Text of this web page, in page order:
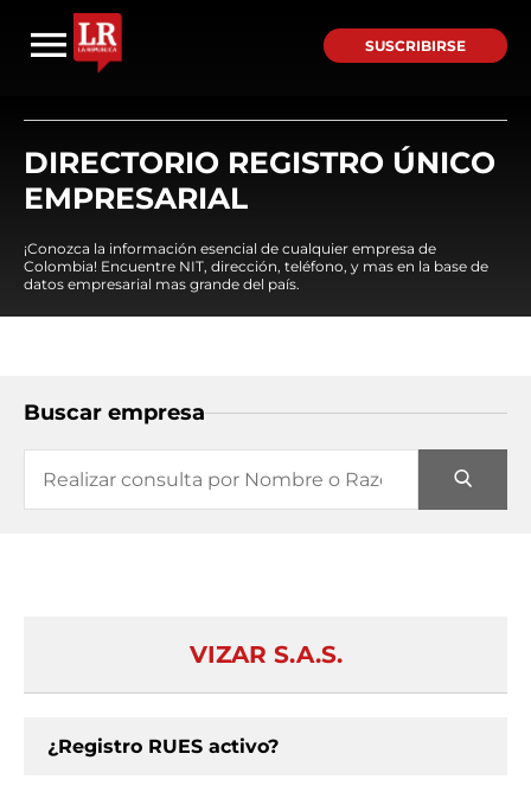
SUSCRIBIRSE
DIRECTORIO REGISTRO ÚNICO
EMPRESARIAL
¡Conozca la información esencial de cualquier empresa de
Colombia! Encuentre NIT, dirección, teléfono, y mas en la base de
datos empresarial mas grande del país.
Buscar empresa
VIZAR S.A.S.
¿Registro RUES activo?